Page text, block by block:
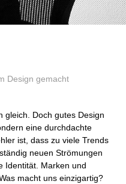
Design gemacht
gleich. Doch gutes Design
eine durchdachte
ist, dass zu viele Trends
neuen Strömungen
Identität. Marken und
macht uns einzigartig?